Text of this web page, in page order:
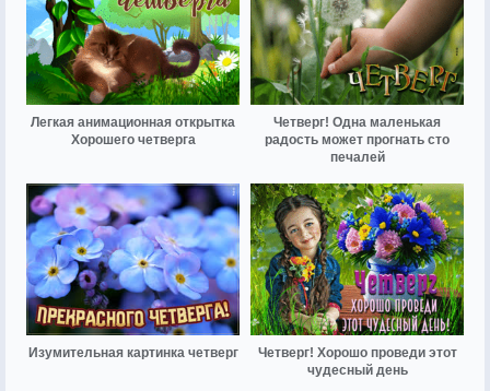
Легкая анимационная открытка
Хорошего четверга
Четверг! Одна маленькая
радость может прогнать сто
печалей
Изумительная картинка четверг
Четверг! Хорошо проведи этот
чудесный день